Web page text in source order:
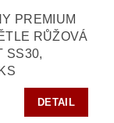
PREMIUM
RŮŽOVÁ
SS30,
DETAIL